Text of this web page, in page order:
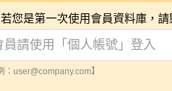
您是第一次使用會員資料庫，請
：user@company.com】